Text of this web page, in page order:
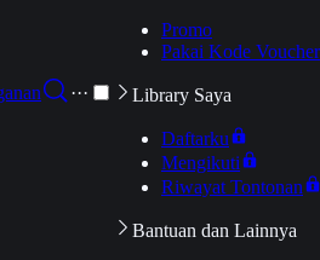
···
Promo
Pakai Kode Voucher
Library Saya
Daftarku
Mengikuti
Riwayat Tontonan
Bantuan dan Lainnya